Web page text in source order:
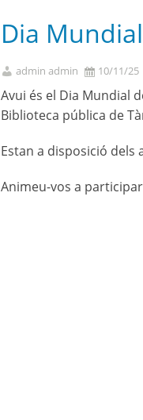
Dia
admin admin 10/11/25
Avui és el Dia Mundial
Biblioteca pública de
Estan a disposició
Animeu-vos a